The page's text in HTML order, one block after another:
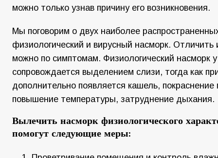
можно только узнав причину его возникновения.
Мы поговорим о двух наиболее
физиологический и вирусный насморк. Отличить
можно по симптомам. Физиологический насморк
сопровождается выделением слизи, тогда как
дополнительно появляется кашель, покраснение
повышение температуры, затруднение дыхания.
Вылечить насморк физиологического
помогут следующие меры: